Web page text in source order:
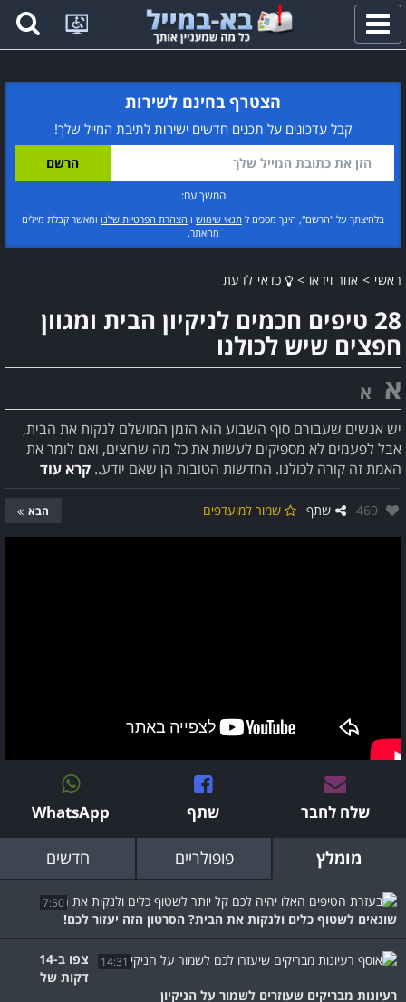
פתח
תפריט
הצטרף בחינם לשירות
קבל עדכונים על תכנים חדשים ישירות לתיבת המייל שלך!
המשך עם:
בלחיצתך על "הרשם", הינך מסכים ל תנאי שימוש ו הצהרת הפרטיות שלנו ומאשר קבלת מיילים
מהאתר.
ראשי > אזור וידאו > כדאי לדעת
28 טיפים חכמים לניקיון הבית ומגוון
חפצים שיש לכולנו
א א
יש אנשים שעבורם סוף השבוע הוא הזמן המושלם לנקות את הבית,
אבל לפעמים לא מספיקים לעשות את כל מה שרוצים, ואם לומר את
האמת זה קורה לכולנו. החדשות הטובות הן שאם יודע.. קרא עוד
אהבו:
469 שתף שמור למועדפים הבא
שלח לחבר שתף WhatsApp
מומלץ פופולריים חדשים
7:50
שונאים לשטוף כלים ולנקות את הבית? הסרטון הזה יעזור לכם!
14:31
צפו ב-14
דקות של
רעיונות מבריקים שעוזרים לשמור על הניקיון